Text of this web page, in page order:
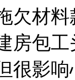
欠材
房包
很影